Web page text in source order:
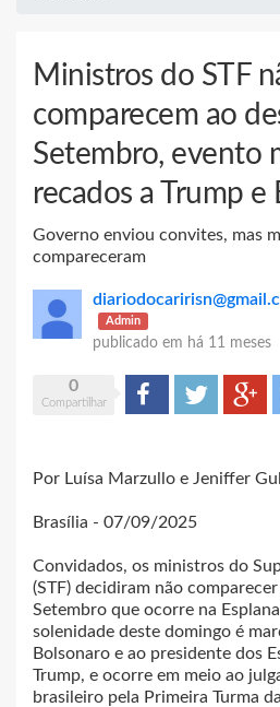
Ministros do STF
comparecem ao
Setembro, evento
recados a Trump e
Governo enviou convites, mas
compareceram
Admin
publicado em há 11 meses
0
Compartilhar
Compartilhar
Tweet Google+
Por Luísa Marzullo e Jeniffer
Brasília - 07/09/2025
Convidados, os ministros do
(STF) decidiram não
Setembro que ocorre na
solenidade deste domingo é
Bolsonaro e ao presidente dos
Trump, e ocorre em meio ao
brasileiro pela Primeira Turma